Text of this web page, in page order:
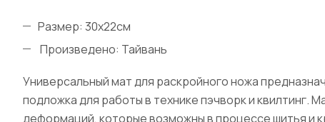
Размер: 30х22см
Произведено: Тайвань
Универсальный мат для раскройного ножа
подложка для работы в технике пэчворк и
деформаций, которые возможны в процессе шитья и